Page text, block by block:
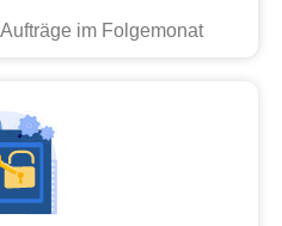
im Folgemonat